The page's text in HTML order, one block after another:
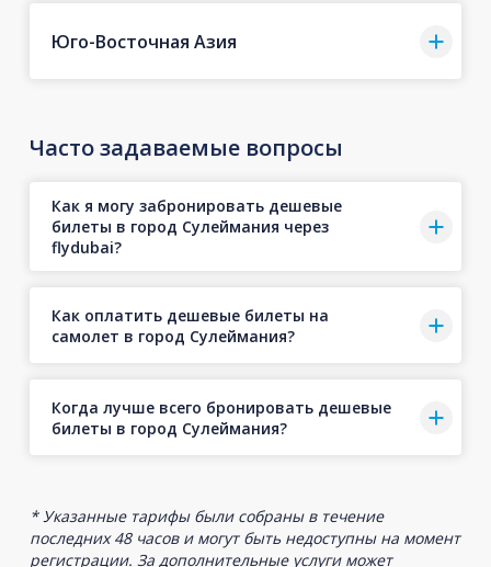
Юго-Восточная Азия
Часто задаваемые вопросы
Как я могу забронировать дешевые
билеты в город Сулеймания через
flydubai?
Как оплатить дешевые билеты на
самолет в город Сулеймания?
Когда лучше всего бронировать дешевые
билеты в город Сулеймания?
* Указанные тарифы были собраны в течение
последних 48 часов и могут быть недоступны на момент
регистрации. За дополнительные услуги может